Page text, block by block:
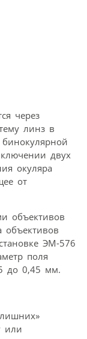
через
линз в
двух
окуляра
от
объективов
объективов
ЭМ-576
поля
до 0,45 мм.
или